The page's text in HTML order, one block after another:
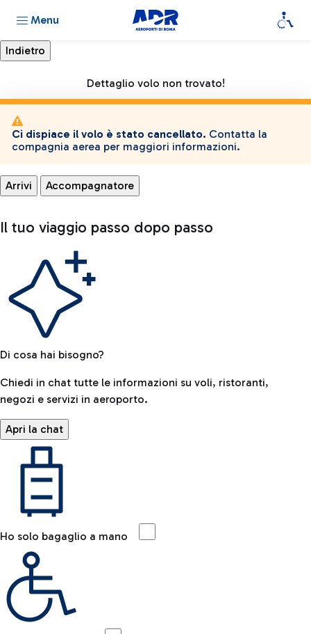
Menu
Dettaglio volo non trovato!
Ci dispiace il volo è stato cancellato. Contatta la
compagnia aerea per maggiori informazioni.
Arrivi Accompagnatore
Il tuo viaggio passo dopo passo
Di cosa hai bisogno?
Chiedi in chat tutte le informazioni su voli, ristoranti,
negozi e servizi in aeroporto.
Apri la chat
Ho solo bagaglio a mano